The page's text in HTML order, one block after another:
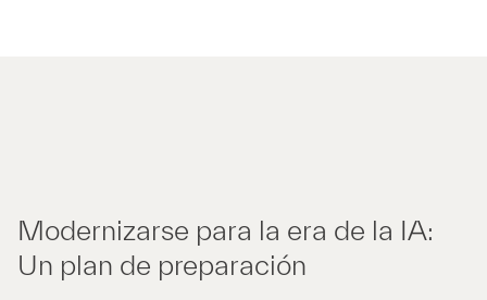
Modernizarse para la era de la IA:
Un plan de preparación